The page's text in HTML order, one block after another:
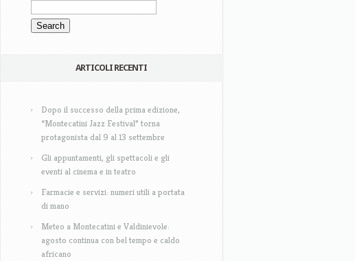
ARTICOLI RECENTI
Dopo il successo della prima edizione,
“Montecatini Jazz Festival” torna
protagonista dal 9 al 13 settembre
Gli appuntamenti, gli spettacoli e gli
eventi al cinema e in teatro
Farmacie e servizi: numeri utili a portata
di mano
Meteo a Montecatini e Valdinievole:
agosto continua con bel tempo e caldo
africano